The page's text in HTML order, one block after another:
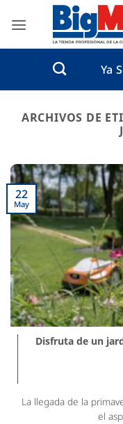
contenido
Ya
ARCHIVOS DE
Disfruta de un
La llegada de la
el
22
May